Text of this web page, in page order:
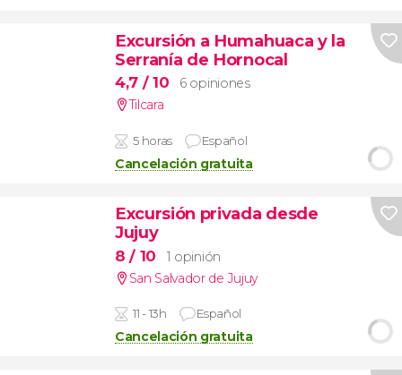
Excursión a Humahuaca y la
Serranía de Hornocal
4,7 / 10
6 opiniones
Tilcara
5 horas Español
Cancelación gratuita
Excursión privada desde
Jujuy
8/ 10
1 opinión
San Salvador de Jujuy
11 - 13h Español
Cancelación gratuita